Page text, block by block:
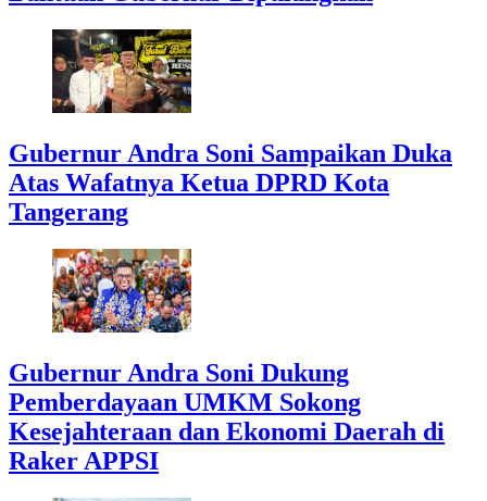
Gubernur Andra Soni Sampaikan Duka
Atas Wafatnya Ketua DPRD Kota
Tangerang
Gubernur Andra Soni Dukung
Pemberdayaan UMKM Sokong
Kesejahteraan dan Ekonomi Daerah di
Raker APPSI